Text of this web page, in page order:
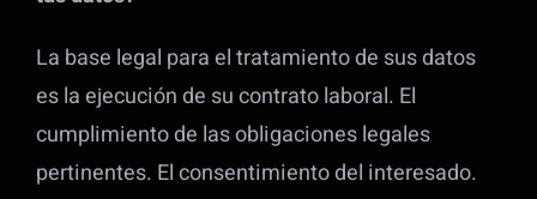
La base legal para el tratamiento de sus datos
es la ejecución de su contrato laboral. El
cumplimiento de las obligaciones legales
pertinentes. El consentimiento del interesado.